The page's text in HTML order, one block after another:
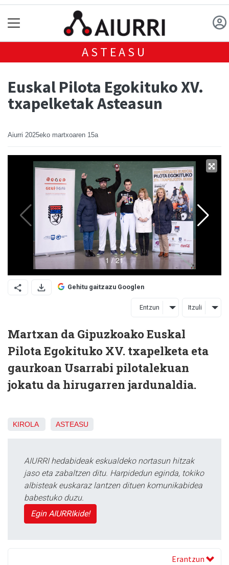
ASTEASU
Euskal Pilota Egokituko XV.
txapelketak Asteasun
Aiurri 2025eko martxoaren 15a
Gehitu gaitzazu Googlen
Entzun Itzuli
Martxan da Gipuzkoako Euskal
Pilota Egokituko XV. txapelketa eta
gaurkoan Usarrabi pilotalekuan
jokatu da hirugarren jardunaldia.
KIROLA ASTEASU
AIURRI hedabideak eskualdeko nortasun hitzak
jaso eta zabaltzen ditu. Harpidedun eginda, tokiko
albisteak euskaraz lantzen dituen komunikabidea
babestuko duzu.
Egin AIURRIkide!
Erantzun